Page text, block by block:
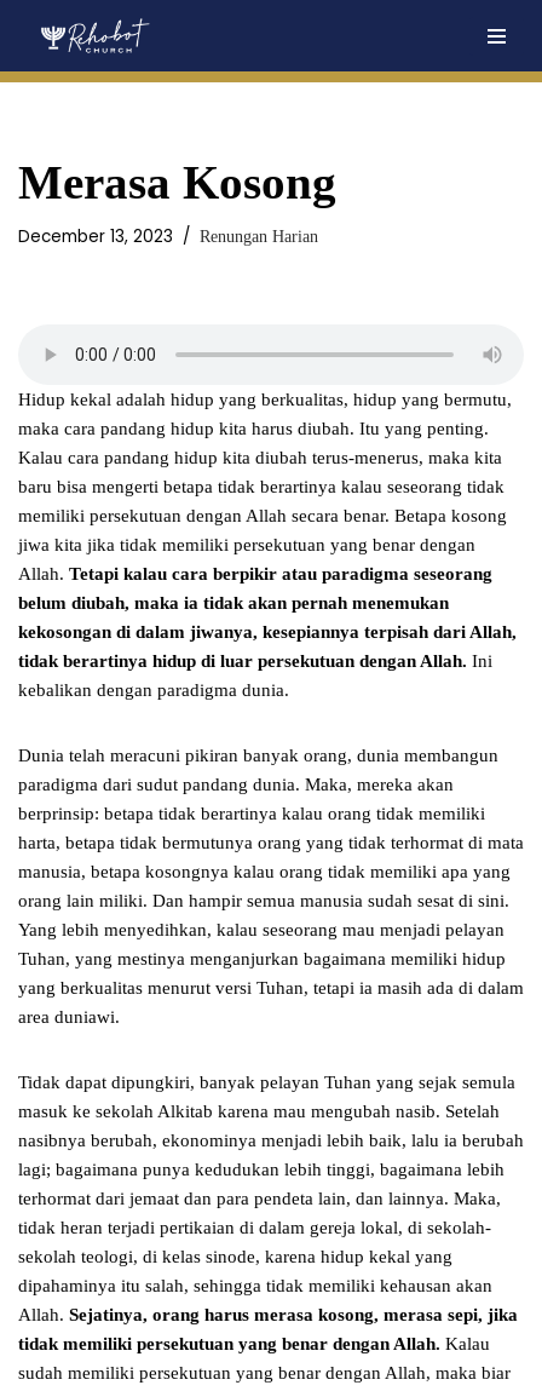
Merasa Kosong
December 13, 2023 Renungan Harian
Hidup kekal adalah hidup yang berkualitas, hidup yang bermutu,
maka cara pandang hidup kita harus diubah. Itu yang penting.
Kalau cara pandang hidup kita diubah terus-menerus, maka kita
baru bisa mengerti betapa tidak berartinya kalau seseorang tidak
memiliki persekutuan dengan Allah secara benar. Betapa kosong
jiwa kita jika tidak memiliki persekutuan yang benar dengan
Allah. Tetapi kalau cara berpikir atau paradigma seseorang
belum diubah, maka ia tidak akan pernah menemukan
kekosongan di dalam jiwanya, kesepiannya terpisah dari Allah,
tidak berartinya hidup di luar persekutuan dengan Allah. Ini
kebalikan dengan paradigma dunia.
Dunia telah meracuni pikiran banyak orang, dunia membangun
paradigma dari sudut pandang dunia. Maka, mereka akan
berprinsip: betapa tidak berartinya kalau orang tidak memiliki
harta, betapa tidak bermutunya orang yang tidak terhormat di mata
manusia, betapa kosongnya kalau orang tidak memiliki apa yang
orang lain miliki. Dan hampir semua manusia sudah sesat di sini.
Yang lebih menyedihkan, kalau seseorang mau menjadi pelayan
Tuhan, yang mestinya menganjurkan bagaimana memiliki hidup
yang berkualitas menurut versi Tuhan, tetapi ia masih ada di dalam
area duniawi.
Tidak dapat dipungkiri, banyak pelayan Tuhan yang sejak semula
masuk ke sekolah Alkitab karena mau mengubah nasib. Setelah
nasibnya berubah, ekonominya menjadi lebih baik, lalu ia berubah
lagi; bagaimana punya kedudukan lebih tinggi, bagaimana lebih
terhormat dari jemaat dan para pendeta lain, dan lainnya. Maka,
tidak heran terjadi pertikaian di dalam gereja lokal, di sekolah-
sekolah teologi, di kelas sinode, karena hidup kekal yang
dipahaminya itu salah, sehingga tidak memiliki kehausan akan
Allah. Sejatinya, orang harus merasa kosong, merasa sepi, jika
tidak memiliki persekutuan yang benar dengan Allah. Kalau
sudah memiliki persekutuan yang benar dengan Allah, maka biar